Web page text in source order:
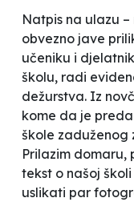
Natpis na ulazu –
obvezno jave
učeniku i
školu, radi
dežurstva. Iz
kome da je
škole zaduženog
Prilazim domaru,
tekst o našoj
uslikati par